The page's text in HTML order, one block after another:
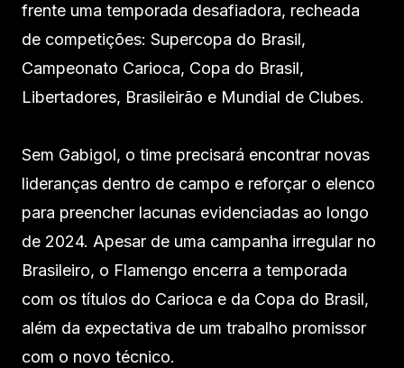
frente uma temporada desafiadora, recheada
de competições: Supercopa do Brasil,
Campeonato Carioca, Copa do Brasil,
Libertadores, Brasileirão e Mundial de Clubes.
Sem Gabigol, o time precisará encontrar novas
lideranças dentro de campo e reforçar o elenco
para preencher lacunas evidenciadas ao longo
de 2024. Apesar de uma campanha irregular no
Brasileiro, o Flamengo encerra a temporada
com os títulos do Carioca e da Copa do Brasil,
além da expectativa de um trabalho promissor
com o novo técnico.